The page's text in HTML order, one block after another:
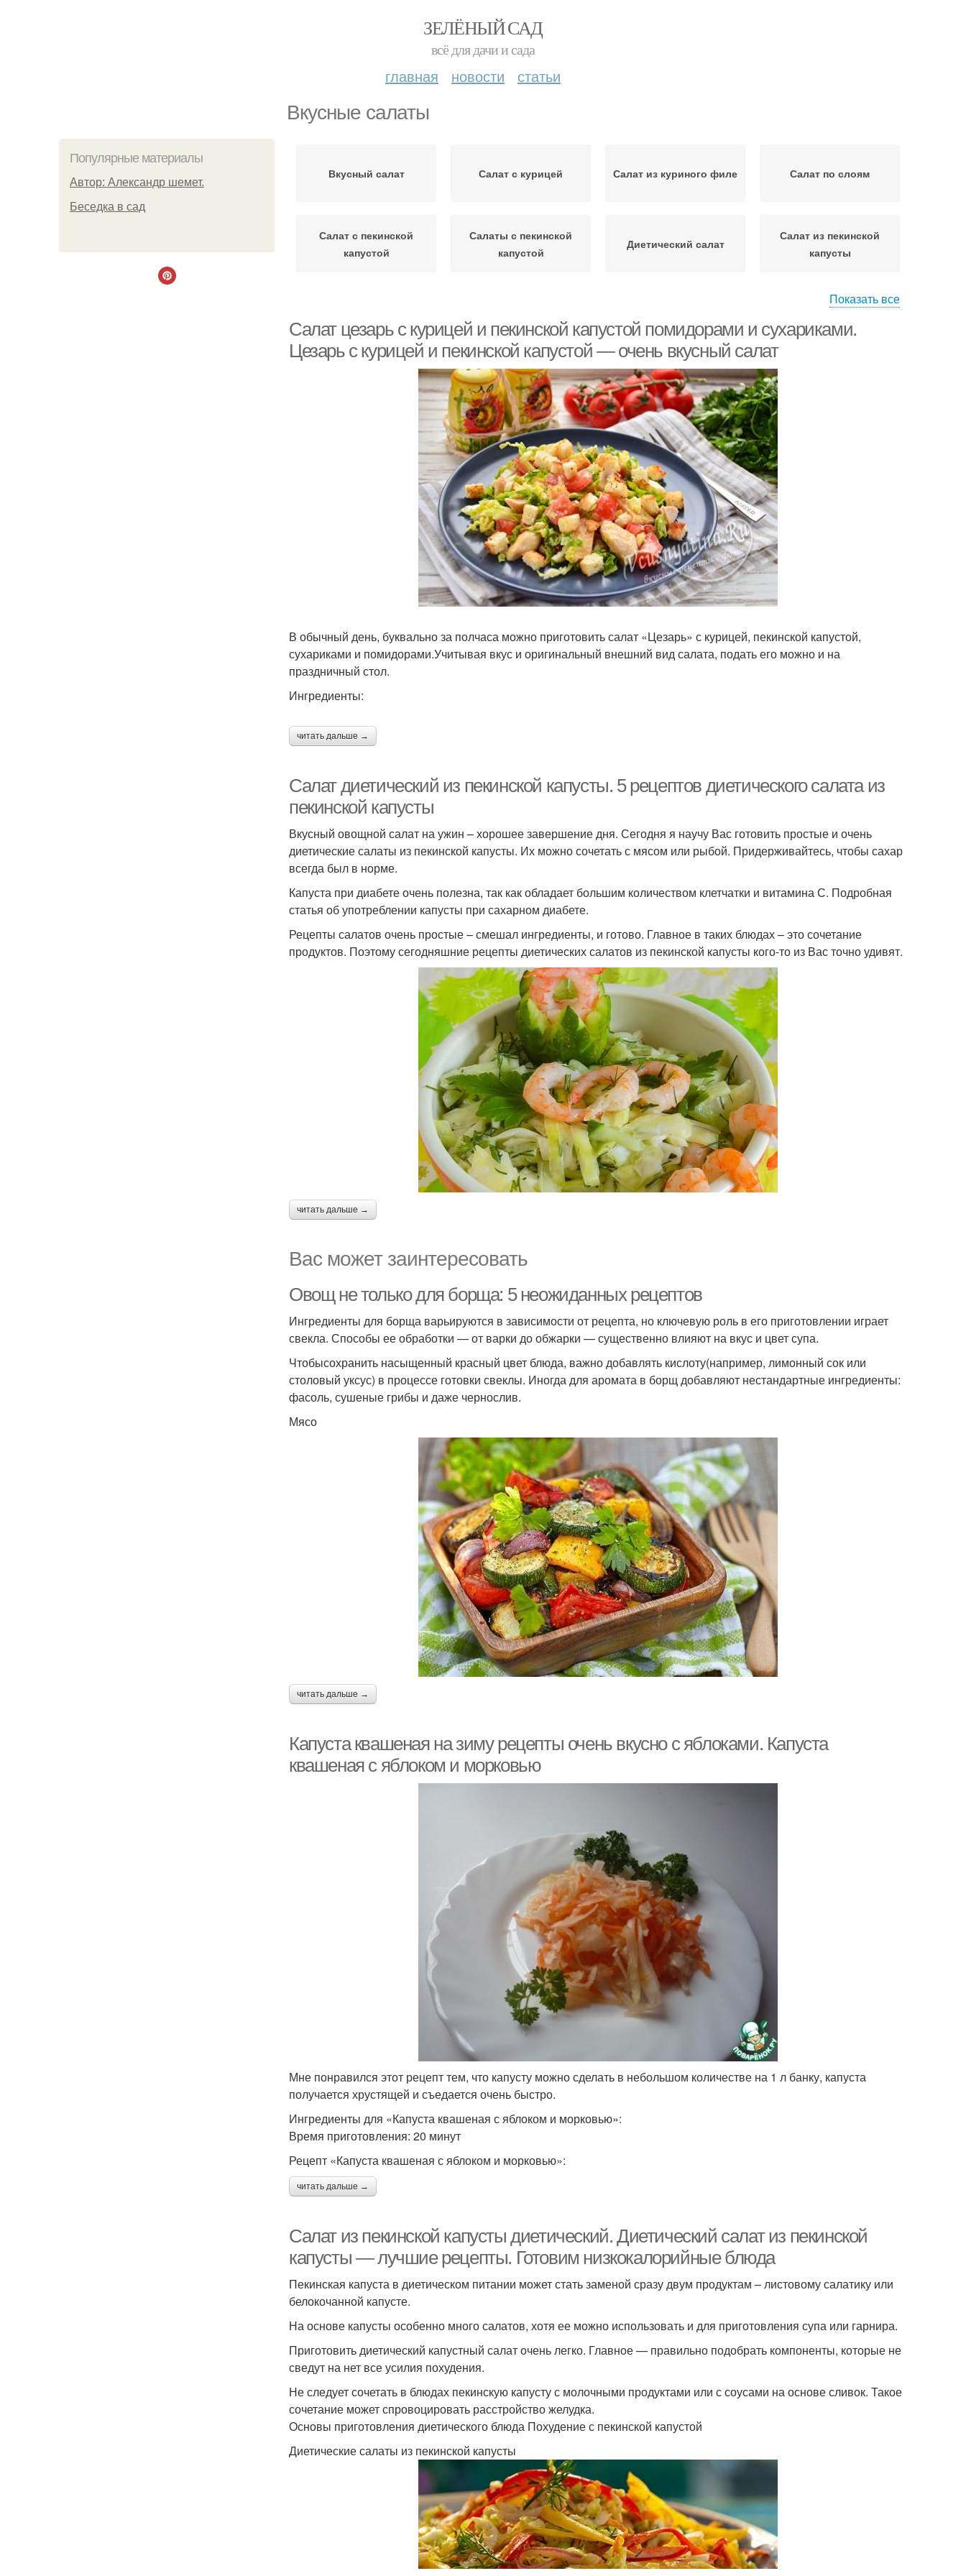
ЗЕЛЁНЫЙ САД
всё для дачи и сада
главная новости статьи
Вкусные салаты
Популярные материалы
Автор: Александр шемет.
Беседка в сад
Вкусный салат Салат с курицей Салат из куриного филе Салат по слоям
Салат с пекинской
капустой
Салаты с пекинской
капустой
Диетический салат
Салат из пекинской
капусты
палочками
капусты
Показать все
Салат цезарь с курицей и пекинской капустой помидорами и сухариками.
Цезарь с курицей и пекинской капустой — очень вкусный салат
В обычный день, буквально за полчаса можно приготовить салат «Цезарь» с курицей, пекинской капустой,
сухариками и помидорами.Учитывая вкус и оригинальный внешний вид салата, подать его можно и на
праздничный стол.
Ингредиенты:
читать дальше →
Салат диетический из пекинской капусты. 5 рецептов диетического салата из
пекинской капусты
Вкусный овощной салат на ужин – хорошее завершение дня. Сегодня я научу Вас готовить простые и очень
диетические салаты из пекинской капусты. Их можно сочетать с мясом или рыбой. Придерживайтесь, чтобы сахар
всегда был в норме.
Капуста при диабете очень полезна, так как обладает большим количеством клетчатки и витамина С. Подробная
статья об употреблении капусты при сахарном диабете.
Рецепты салатов очень простые – смешал ингредиенты, и готово. Главное в таких блюдах – это сочетание
продуктов. Поэтому сегодняшние рецепты диетических салатов из пекинской капусты кого-то из Вас точно удивят.
читать дальше →
Вас может заинтересовать
Овощ не только для борща: 5 неожиданных рецептов
Ингредиенты для борща варьируются в зависимости от рецепта, но ключевую роль в его приготовлении играет
свекла. Способы ее обработки — от варки до обжарки — существенно влияют на вкус и цвет супа.
Чтобысохранить насыщенный красный цвет блюда, важно добавлять кислоту(например, лимонный сок или
столовый уксус) в процессе готовки свеклы. Иногда для аромата в борщ добавляют нестандартные ингредиенты:
фасоль, сушеные грибы и даже чернослив.
Мясо
читать дальше →
Капуста квашеная на зиму рецепты очень вкусно с яблоками. Капуста
квашеная с яблоком и морковью
Мне понравился этот рецепт тем, что капусту можно сделать в небольшом количестве на 1 л банку, капуста
получается хрустящей и съедается очень быстро.
Ингредиенты для «Капуста квашеная с яблоком и морковью»:
Время приготовления: 20 минут
Рецепт «Капуста квашеная с яблоком и морковью»:
читать дальше →
Салат из пекинской капусты диетический. Диетический салат из пекинской
капусты — лучшие рецепты. Готовим низкокалорийные блюда
Пекинская капуста в диетическом питании может стать заменой сразу двум продуктам – листовому салатику или
белокочанной капусте.
На основе капусты особенно много салатов, хотя ее можно использовать и для приготовления супа или гарнира.
Приготовить диетический капустный салат очень легко. Главное — правильно подобрать компоненты, которые не
сведут на нет все усилия похудения.
Не следует сочетать в блюдах пекинскую капусту с молочными продуктами или с соусами на основе сливок. Такое
сочетание может спровоцировать расстройство желудка.
Основы приготовления диетического блюда Похудение с пекинской капустой
Диетические салаты из пекинской капусты